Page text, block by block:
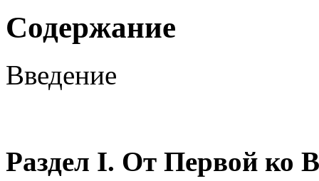
Содержание
Введение
Раздел I. От Первой ко